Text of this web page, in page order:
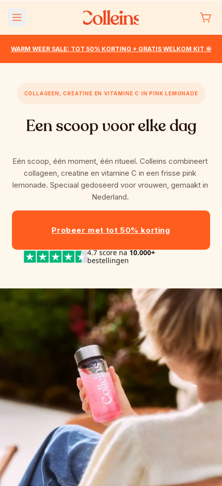
Meteen
content
WARM WEER SALE: TOT 50% KORTING + GRATIS WELKOM KIT 🌞
COLLAGEEN, CREATINE EN VITAMINE C IN PINK LEMONADE
Een scoop voor elke dag
Eén scoop, één moment, één ritueel. Colleins combineert
collageen, creatine en vitamine C in een frisse pink
lemonade. Speciaal gedoseerd voor vrouwen, gemaakt in
Nederland.
Probeer met tot 50% korting
4.7 score na10.000+
bestellingen